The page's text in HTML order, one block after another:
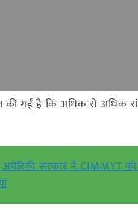
की गई है कि अधिक से अधिक
सरकार ने CIMMYT